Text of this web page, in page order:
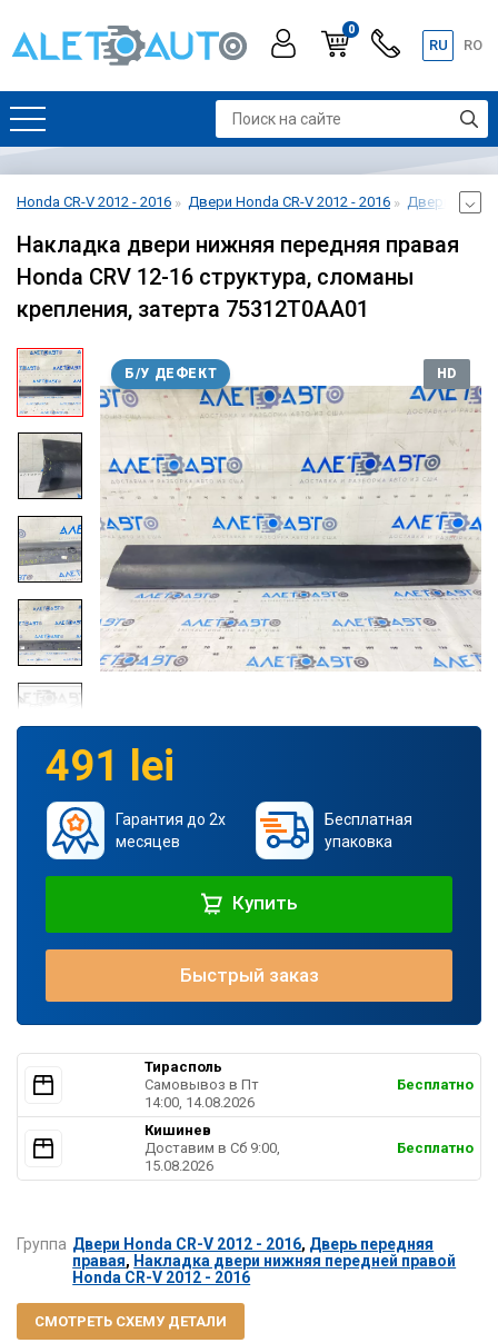
0
RU RO
Honda CR-V 2012 - 2016 Двери Honda CR-V 2012 - 2016 Дверь
Накладка двери нижняя передняя правая
Honda CRV 12-16 структура, сломаны
крепления, затерта 75312T0AA01
Б/У ДЕФЕКТ HD
491 lei
Гарантия до 2х
месяцев
Бесплатная
упаковка
Купить
Быстрый заказ
Тирасполь
Самовывоз в Пт
14:00, 14.08.2026
Бесплатно
Кишинев
Доставим в Cб 9:00,
15.08.2026
Бесплатно
Группа Двери Honda CR-V 2012 - 2016, Дверь передняя
правая, Накладка двери нижняя передней правой
Honda CR-V 2012 - 2016
СМОТРЕТЬ СХЕМУ ДЕТАЛИ